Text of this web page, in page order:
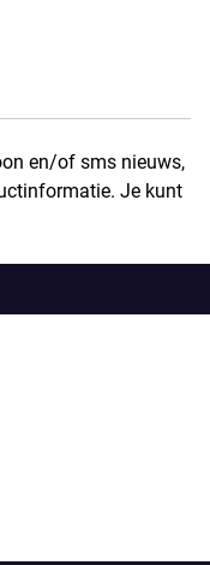
en/of sms nieuws,
Je kunt